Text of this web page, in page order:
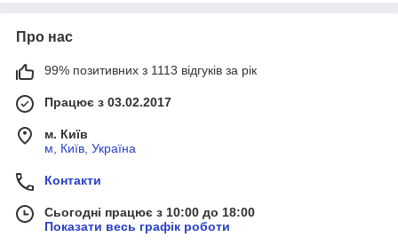
надійні.
вимірювань.
Вакуумметри та комбіновані моделі
контролю тиску і розрідження.
вібрацій.
Ми пропонуємо прилади різних діапазонів вимірювань,
Про нас
99% позитивних з 1113 відгуків за рік
Працює з 03.02.2017
м. Київ
м, Київ, Україна
Контакти
Сьогодні працює з 10:00 до 18:00
Показати весь графік роботи